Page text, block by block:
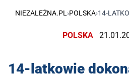
NIEZALEŻNA.PL ›POLSKA›14-
POLSKA
14-latkowie